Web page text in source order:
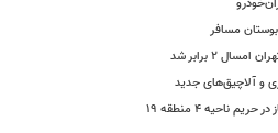
مسافر
۲ برابر شد
و آلاچیق‌های جدید